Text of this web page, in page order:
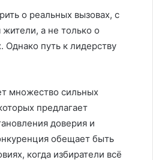
о реальных вызовах, с
а не только о
Однако путь к лидерству
множество сильных
предлагает
доверия и
обещает быть
когда избиратели всё